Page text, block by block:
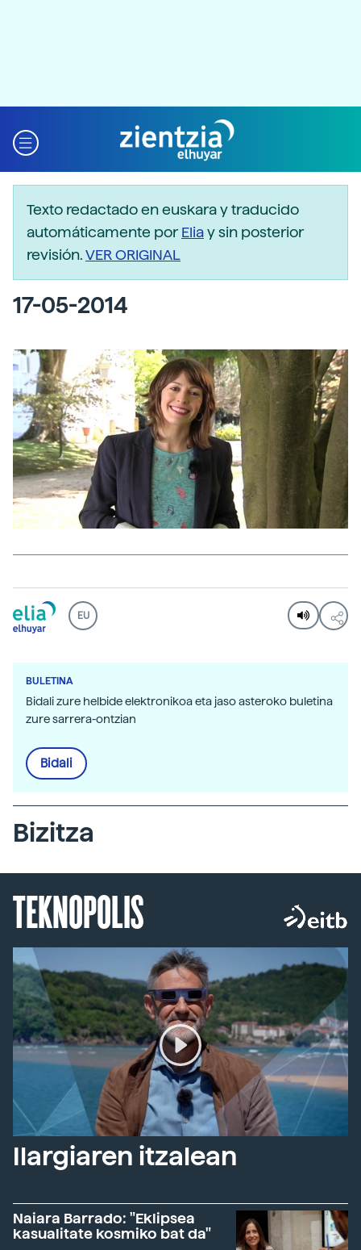
Texto redactado en euskara y traducido
automáticamente porEliay sin posterior
revisión.VER ORIGINAL
17-05-2014
EU
BULETINA
Bidali zure helbide elektronikoa eta jaso asteroko buletina
zure sarrera-ontzian
Bidali
Bizitza
TEKNOPOLIS
Ilargiaren itzalean
Naiara Barrado: "Eklipsea
kasualitate kosmiko bat da"